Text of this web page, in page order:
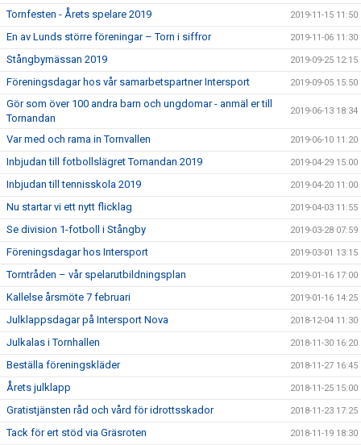
Tornfesten - Årets spelare 2019 2019-11-15 11:50
En av Lunds större föreningar – Torn i siffror 2019-11-06 11:30
Stångbymässan 2019 2019-09-25 12:15
Föreningsdagar hos vår samarbetspartner Intersport 2019-09-05 15:50
Gör som över 100 andra barn och ungdomar - anmäl er till
Tornandan
2019-06-13 18:34
Var med och rama in Tornvallen 2019-06-10 11:20
Inbjudan till fotbollslägret Tornandan 2019 2019-04-29 15:00
Inbjudan till tennisskola 2019 2019-04-20 11:00
Nu startar vi ett nytt flicklag 2019-04-03 11:55
Se division 1-fotboll i Stångby 2019-03-28 07:59
Föreningsdagar hos Intersport 2019-03-01 13:15
Torntråden – vår spelarutbildningsplan 2019-01-16 17:00
Kallelse årsmöte 7 februari 2019-01-16 14:25
Julklappsdagar på Intersport Nova 2018-12-04 11:30
Julkalas i Tornhallen 2018-11-30 16:20
Beställa föreningskläder 2018-11-27 16:45
Årets julklapp 2018-11-25 15:00
Gratistjänsten råd och vård för idrottsskador 2018-11-23 17:25
Tack för ert stöd via Gräsroten 2018-11-19 18:30